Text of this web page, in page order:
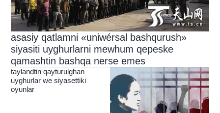
asasiy qatlamni «uniwérsal bashqurush»
siyasiti uyghurlarni mewhum qepeske
qamashtin bashqa nerse emes
taylandtin qayturulghan
uyghurlar we siyasettiki
oyunlar